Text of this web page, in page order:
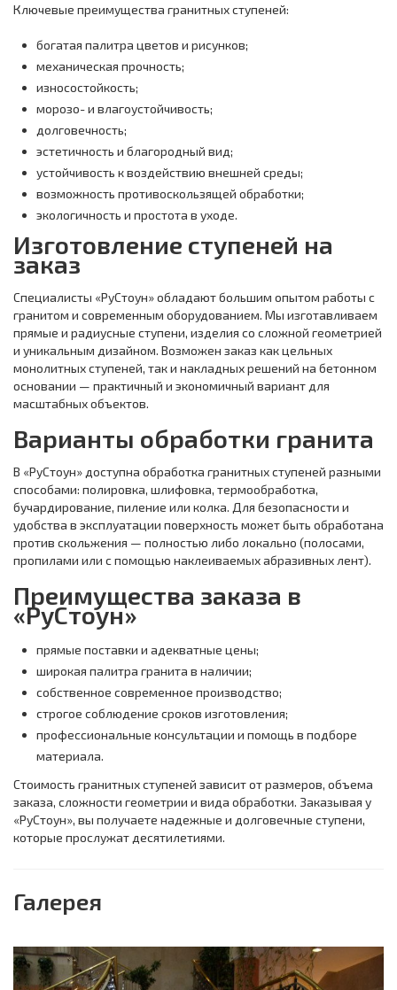
Ключевые преимущества гранитных ступеней:
богатая палитра цветов и рисунков;
механическая прочность;
износостойкость;
морозо- и влагоустойчивость;
долговечность;
эстетичность и благородный вид;
устойчивость к воздействию внешней среды;
возможность противоскользящей обработки;
экологичность и простота в уходе.
Изготовление ступеней на
заказ
Специалисты «РуСтоун» обладают большим опытом работы с
гранитом и современным оборудованием. Мы изготавливаем
прямые и радиусные ступени, изделия со сложной геометрией
и уникальным дизайном. Возможен заказ как цельных
монолитных ступеней, так и накладных решений на бетонном
основании — практичный и экономичный вариант для
масштабных объектов.
Варианты обработки гранита
В «РуСтоун» доступна обработка гранитных ступеней разными
способами: полировка, шлифовка, термообработка,
бучардирование, пиление или колка. Для безопасности и
удобства в эксплуатации поверхность может быть обработана
против скольжения — полностью либо локально (полосами,
пропилами или с помощью наклеиваемых абразивных лент).
Преимущества заказа в
«РуСтоун»
прямые поставки и адекватные цены;
широкая палитра гранита в наличии;
собственное современное производство;
строгое соблюдение сроков изготовления;
профессиональные консультации и помощь в подборе
материала.
Стоимость гранитных ступеней зависит от размеров, объема
заказа, сложности геометрии и вида обработки. Заказывая у
«РуСтоун», вы получаете надежные и долговечные ступени,
которые прослужат десятилетиями.
Галерея